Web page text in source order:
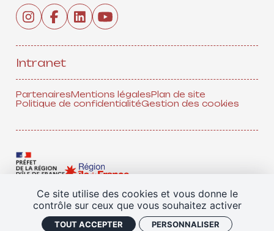
Ce site utilise des cookies et vous donne le
contrôle sur ceux que vous souhaitez activer
TOUT ACCEPTER PERSONNALISER
Intranet
PartenairesMentions légalesPlan de site
Politique de confidentialitéGestion des cookies
TOUS NOS PARTENAIRES